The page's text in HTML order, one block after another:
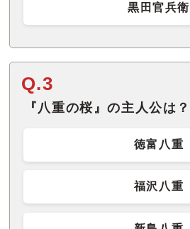
黒田官兵衛
Q.3
『八重の桜』の主人公は？
徳富八重
福沢八重